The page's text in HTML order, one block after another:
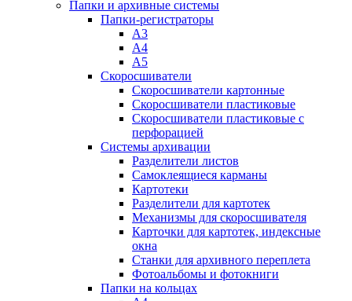
Папки и архивные системы
Папки-регистраторы
А3
А4
А5
Скоросшиватели
Скоросшиватели картонные
Скоросшиватели пластиковые
Скоросшиватели пластиковые с
перфорацией
Системы архивации
Разделители листов
Самоклеящиеся карманы
Картотеки
Разделители для картотек
Механизмы для скоросшивателя
Карточки для картотек, индексные
окна
Станки для архивного переплета
Фотоальбомы и фотокниги
Папки на кольцах